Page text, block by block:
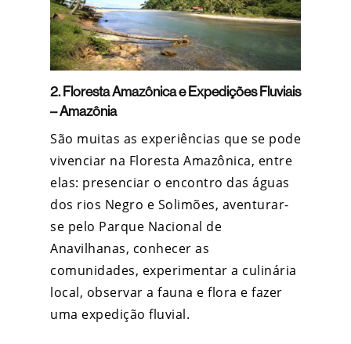
2. Floresta Amazônica e Expedições Fluviais
– Amazônia
São muitas as experiências que se pode
vivenciar na Floresta Amazônica, entre
elas: presenciar o encontro das águas
dos rios Negro e Solimões, aventurar-
se pelo Parque Nacional de
Anavilhanas, conhecer as
comunidades, experimentar a culinária
local, observar a fauna e flora e fazer
uma expedição fluvial.